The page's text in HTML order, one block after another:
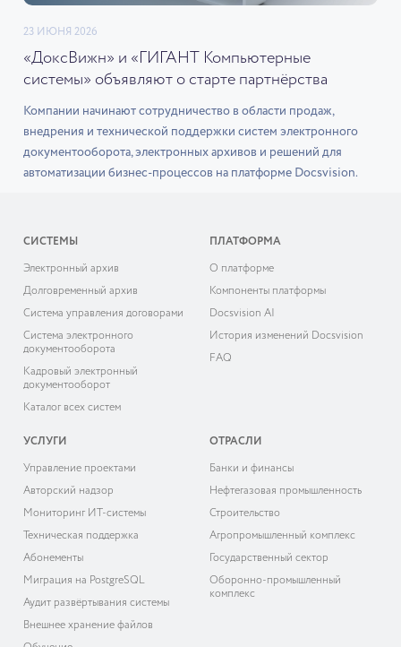
23 ИЮНЯ 2026
«ДоксВижн» и «ГИГАНТ Компьютерные
системы» объявляют о старте партнёрства
Компании начинают сотрудничество в области продаж,
внедрения и технической поддержки систем электронного
документооборота, электронных архивов и решений для
автоматизации бизнес-процессов на платформе Docsvision.
СИСТЕМЫ
Электронный архив
Долговременный архив
Система управления договорами
Система электронного
документооборота
Кадровый электронный
документооборот
Каталог всех систем
ПЛАТФОРМА
О платформе
Компоненты платформы
Docsvision AI
История изменений Docsvision
FAQ
УСЛУГИ
Управление проектами
Авторский надзор
Мониторинг ИТ-системы
Техническая поддержка
Абонементы
Миграция на PostgreSQL
Аудит развёртывания системы
Внешнее хранение файлов
ОТРАСЛИ
Банки и финансы
Нефтегазовая промышленность
Строительство
Агропромышленный комплекс
Государственный сектор
Оборонно-промышленный
комплекс